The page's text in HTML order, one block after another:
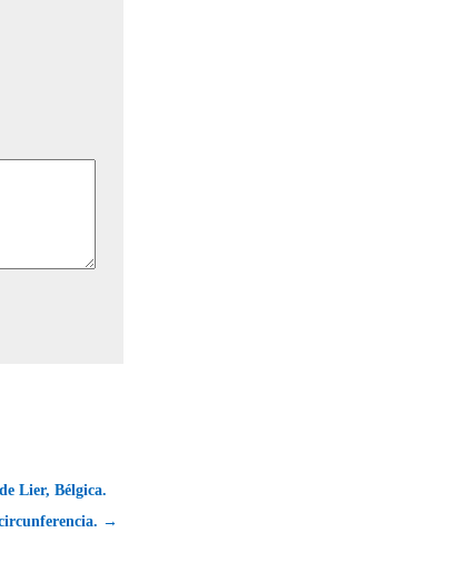
Lier, Bélgica.
→